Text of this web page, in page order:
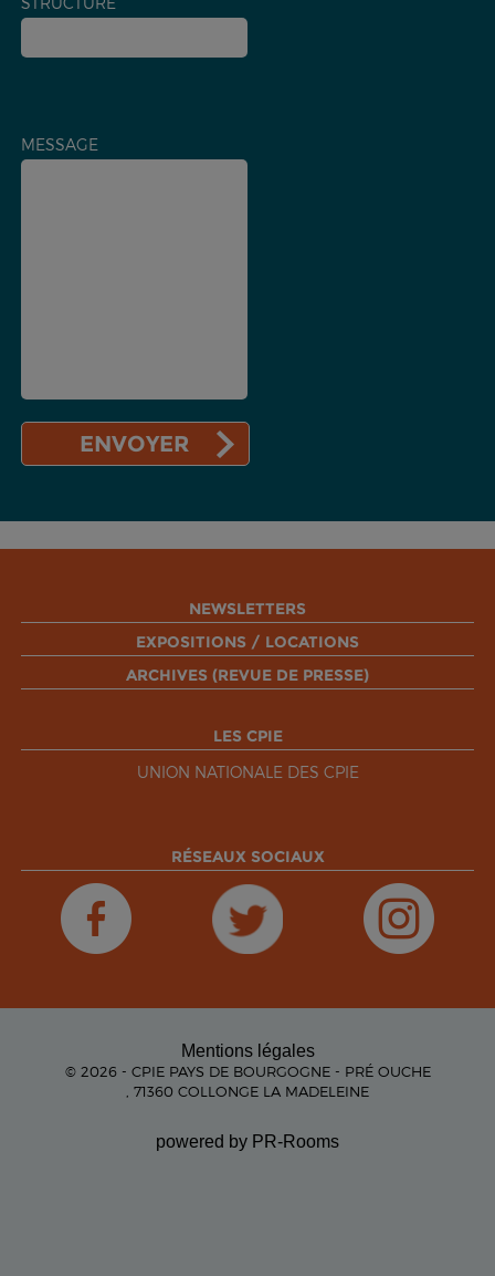
MESSAGE
NEWSLETTERS
EXPOSITIONS / LOCATIONS
ARCHIVES (REVUE DE PRESSE)
LES CPIE
UNION NATIONALE DES CPIE
RÉSEAUX SOCIAUX
Mentions légales
© 2026 - CPIE PAYS DE BOURGOGNE - PRÉ OUCHE
, 71360 COLLONGE LA MADELEINE
powered by PR-Rooms